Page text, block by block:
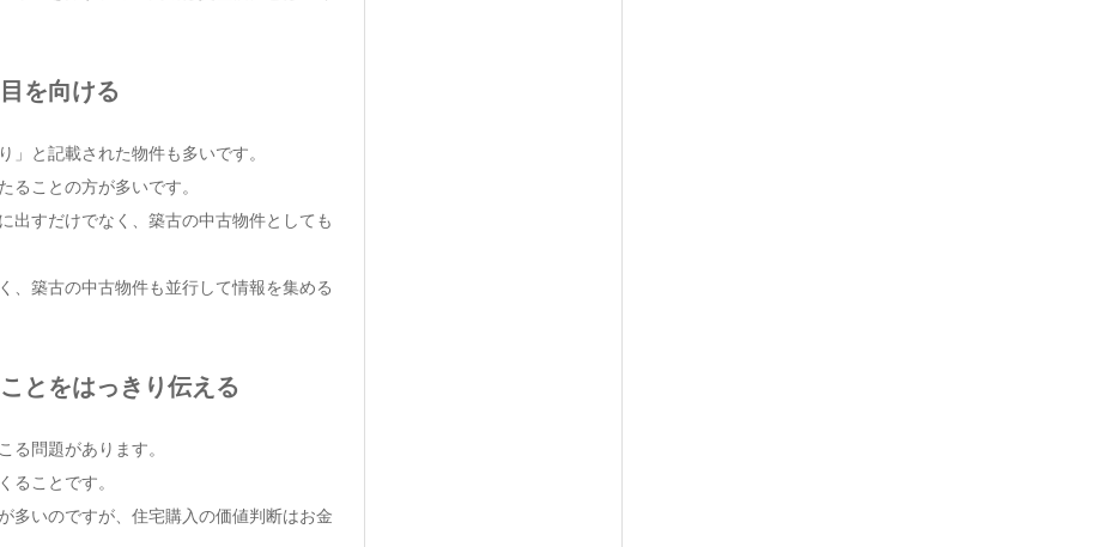
を向ける
と記載された物件も多いです。
ることの方が多いです。
出すだけでなく、築古の中古物件としても
、築古の中古物件も並行して情報を集める
とをはっきり伝える
る問題があります。
ることです。
多いのですが、住宅購入の価値判断はお金